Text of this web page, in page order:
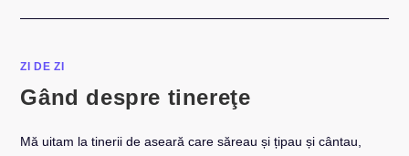
ZI DE ZI
Gând despre tinereţe
Mă uitam la tinerii de aseară care săreau și țipau și cântau,